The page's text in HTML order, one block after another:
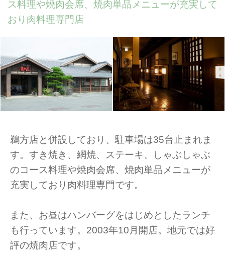
ス料理や焼肉会席、焼肉単品メニューが充実して
おり肉料理専門店
鵜方店と併設しており、駐車場は35台止まれま
す。すき焼き、網焼、ステーキ、しゃぶしゃぶ
のコース料理や焼肉会席、焼肉単品メニューが
充実しており肉料理専門です。
また、お昼はハンバーグをはじめとしたランチ
も行っています。2003年10月開店。地元では好
評の焼肉店です。